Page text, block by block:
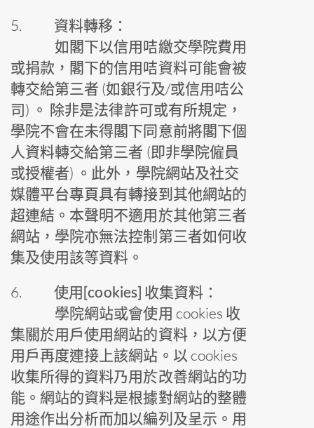
5. 資料轉移：
如閣下以信用咭繳交學院費用
或捐款，閣下的信用咭資料可能會被
轉交給第三者 (如銀行及/或信用咭公
司) 。 除非是法律許可或有所規定，
學院不會在未得閣下同意前將閣下個
人資料轉交給第三者 (即非學院僱員
或授權者) 。此外，學院網站及社交
媒體平台專頁具有轉接到其他網站的
超連結。本聲明不適用於其他第三者
網站，學院亦無法控制第三者如何收
集及使用該等資料。
6.使用[cookies] 收集資料：
學院網站或會使用 cookies 收
集關於用戶使用網站的資料，以方便
用戶再度連接上該網站。以 cookies
收集所得的資料乃用於改善網站的功
能。網站的資料是根據對網站的整體
用途作出分析而加以編列及呈示。用